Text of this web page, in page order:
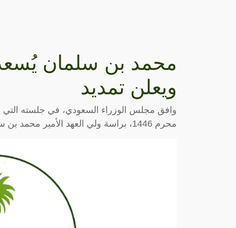
محمد بن سلمان
ويعلن تمديد
محرم 1446، براسة ولي العهد الأمير محمد بن سلمان، على تمديد مدة برنامج